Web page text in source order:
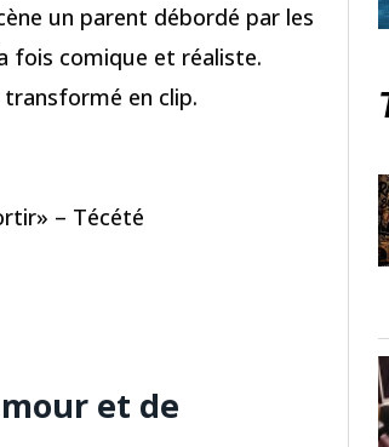
un parent débordé par les
fois comique et réaliste.
en clip.
– Técété
et de